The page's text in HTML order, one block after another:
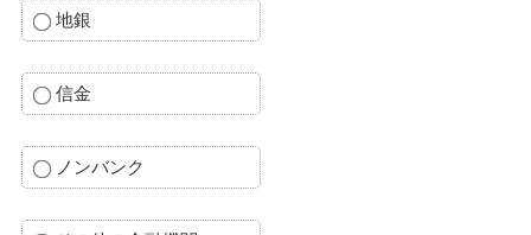
地銀
信金
ノンバンク